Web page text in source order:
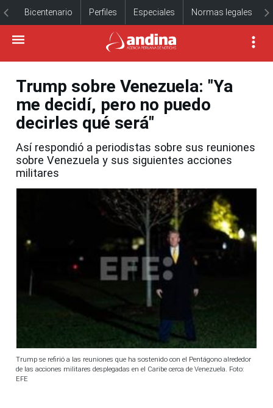
Bicentenario Perfiles Especiales Normas legales
Trump sobre Venezuela: "Ya
me decidí, pero no puedo
decirles qué será"
Así respondió a periodistas sobre sus reuniones
sobre Venezuela y sus siguientes acciones
militares
Trump se refirió a las reuniones que ha sostenido con el Pentágono alrededor
de las acciones militares desplegadas en el Caribe cerca de Venezuela. Foto:
EFE